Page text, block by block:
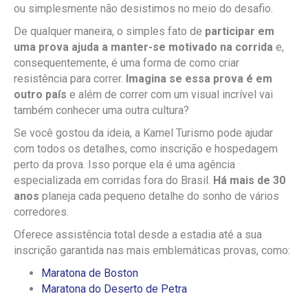
ou simplesmente não desistimos no meio do desafio.
De qualquer maneira, o simples fato de participar em
uma prova ajuda a manter-se motivado na corrida e,
consequentemente, é uma forma de como criar
resistência para correr. Imagina se essa prova é em
outro país e além de correr com um visual incrível vai
também conhecer uma outra cultura?
Se você gostou da ideia, a Kamel Turismo pode ajudar
com todos os detalhes, como inscrição e hospedagem
perto da prova. Isso porque ela é uma agência
especializada em corridas fora do Brasil. Há mais de 30
anos planeja cada pequeno detalhe do sonho de vários
corredores.
Oferece assistência total desde a estadia até a sua
inscrição garantida nas mais emblemáticas provas, como:
Maratona de Boston
Maratona do Deserto de Petra